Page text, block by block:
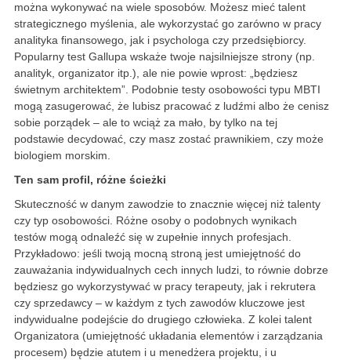
można wykonywać na wiele sposobów. Możesz mieć talent
strategicznego myślenia, ale wykorzystać go zarówno w pracy
analityka finansowego, jak i psychologa czy przedsiębiorcy.
Popularny test Gallupa wskaże twoje najsilniejsze strony (np.
analityk, organizator itp.), ale nie powie wprost: „będziesz
świetnym architektem”. Podobnie testy osobowości typu MBTI
mogą zasugerować, że lubisz pracować z ludźmi albo że cenisz
sobie porządek – ale to wciąż za mało, by tylko na tej
podstawie decydować, czy masz zostać prawnikiem, czy może
biologiem morskim.
Ten sam profil, różne ścieżki
Skuteczność w danym zawodzie to znacznie więcej niż talenty
czy typ osobowości. Różne osoby o podobnych wynikach
testów mogą odnaleźć się w zupełnie innych profesjach.
Przykładowo: jeśli twoją mocną stroną jest umiejętność do
zauważania indywidualnych cech innych ludzi, to równie dobrze
będziesz go wykorzystywać w pracy terapeuty, jak i rekrutera
czy sprzedawcy – w każdym z tych zawodów kluczowe jest
indywidualne podejście do drugiego człowieka. Z kolei talent
Organizatora (umiejętność układania elementów i zarządzania
procesem) będzie atutem i u menedżera projektu, i u